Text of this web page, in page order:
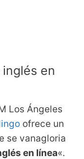
en
Los Ángeles
ofrece un
se vanagloria
en línea«.